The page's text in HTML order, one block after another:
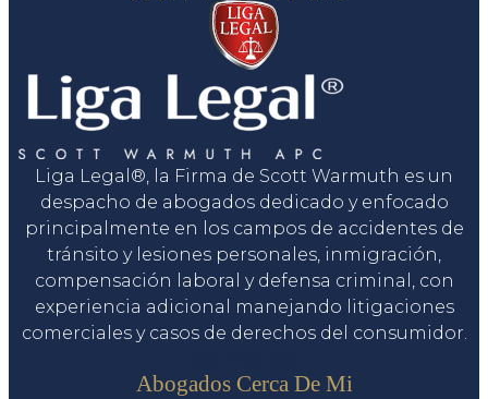
Liga Legal®, la Firma de Scott Warmuth es un
despacho de abogados dedicado y enfocado
principalmente en los campos de accidentes de
tránsito y lesiones personales, inmigración,
compensación laboral y defensa criminal, con
experiencia adicional manejando litigaciones
comerciales y casos de derechos del consumidor.
Abogados Cerca De Mi